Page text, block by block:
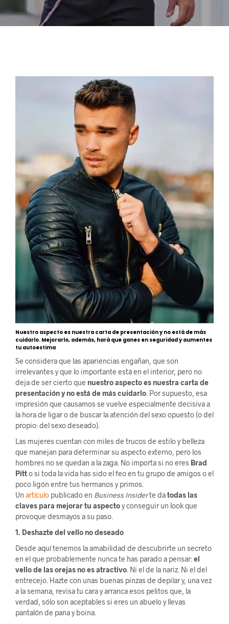
Nuestro aspecto es nuestra carta de presentación y no está de más
cuidarlo. Mejorarlo, además, hará que ganes en seguridad y aumentes
tu autoestima
Se considera que las apariencias engañan, que son
irrelevantes y que lo importante está en el interior, pero no
deja de ser cierto que nuestro aspecto es nuestra carta de
presentación y no está de más cuidarlo . Por supuesto, esa
impresión que causamos se vuelve especialmente decisiva a
la hora de ligar o de buscar la atención del sexo opuesto (o del
propio: del sexo deseado).
Las mujeres cuentan con miles de trucos de estilo y belleza
que manejan para determinar su aspecto externo, pero los
hombres no se quedan a la zaga. No importa si no eres Brad
Pitto si toda la vida has sido el feo en tu grupo de amigos o el
poco ligón entre tus hermanos y primos.
Un artículo publicado en Business Insiderte datodas las
claves para mejorar tu aspectoy conseguir un look que
provoque desmayos a su paso.
1. Deshazte del vello no deseado
Desde aquí tenemos la amabilidad de descubrirte un secreto
en el que probablemente nunca te has parado a pensar:el
vello de las orejas no es atractivo . Ni el de la nariz. Ni el del
entrecejo. Hazte con unas buenas pinzas de depilar y, una vez
a la semana, revisa tu cara y arranca esos pelitos que, la
verdad, sólo son aceptables si eres un abuelo y llevas
pantalón de pana y boina.